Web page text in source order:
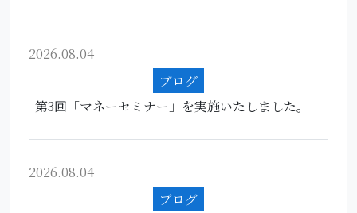
2026.08.04
ブログ
第3回「マネーセミナー」を実施いたしました。
2026.08.04
ブログ